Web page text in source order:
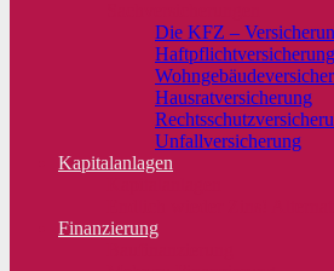
Die KFZ –
Haftpflichtversicherung
Hausratversicherung
Unfallversicherung
Kapitalanlagen
Finanzierung